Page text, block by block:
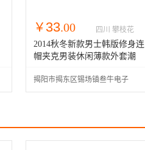
￥ 33.00 四川 攀枝花
2014秋冬新款男士韩版修身连
帽夹克男装休闲薄款外套潮
揭阳市揭东区锡场镇叁牛电子